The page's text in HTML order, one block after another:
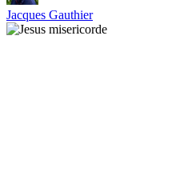
Jacques Gauthier